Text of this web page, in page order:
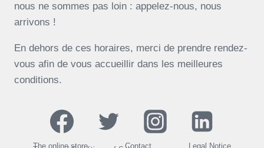
nous ne sommes pas loin : appelez-nous, nous
arrivons !
En dehors de ces horaires, merci de prendre rendez-
vous afin de vous accueillir dans les meilleures
conditions.
The online store Contact Legal Notice